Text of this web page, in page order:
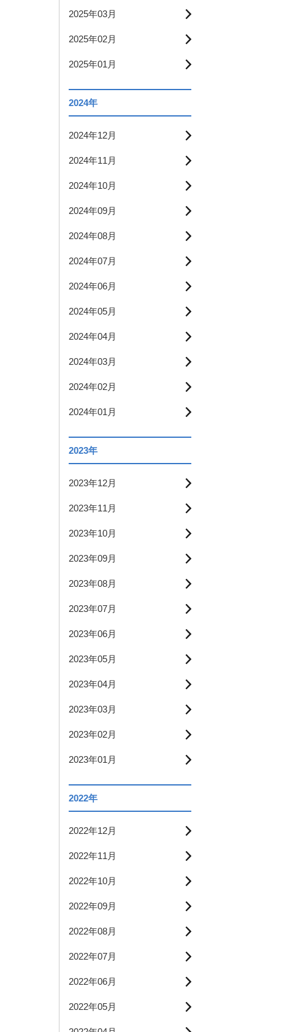
2025年03月
2025年02月
2025年01月
2024年
2024年12月
2024年11月
2024年10月
2024年09月
2024年08月
2024年07月
2024年06月
2024年05月
2024年04月
2024年03月
2024年02月
2024年01月
2023年
2023年12月
2023年11月
2023年10月
2023年09月
2023年08月
2023年07月
2023年06月
2023年05月
2023年04月
2023年03月
2023年02月
2023年01月
2022年
2022年12月
2022年11月
2022年10月
2022年09月
2022年08月
2022年07月
2022年06月
2022年05月